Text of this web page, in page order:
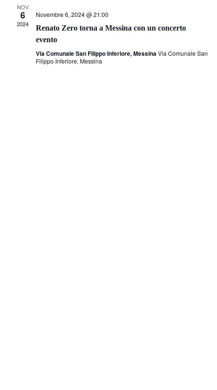
NOV
6
2024
Novembre 6, 2024 @ 21:00
Renato Zero torna a Messina con un concerto
evento
Via Comunale San Filippo Inferiore, MessinaVia Comunale San
Filippo Inferiore, Messina